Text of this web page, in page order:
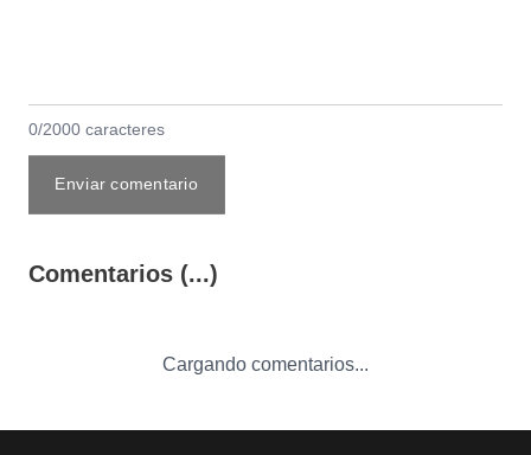
0/2000 caracteres
Enviar comentario
Comentarios (...)
Cargando comentarios...